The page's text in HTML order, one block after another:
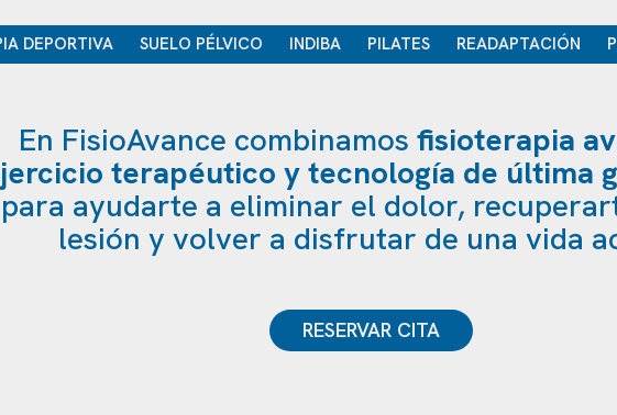
DEPORTIVA SUELO PÉLVICO INDIBA PILATES READAPTACIÓN
En FisioAvance combinamos fisioterapia
terapéutico y tecnología de última
para ayudarte a eliminar el dolor,
lesión y volver a disfrutar de una vida
RESERVAR CITA